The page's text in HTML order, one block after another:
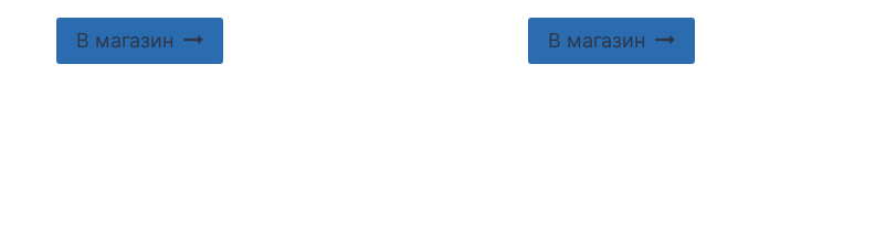
В магазин В магазин